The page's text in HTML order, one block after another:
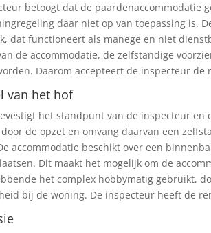
betoogt dat de paardenaccommodatie
daar niet op van toepassing is.
dat functioneert als manege en niet
de accommodatie, de zelfstandige
Daarom accepteert de inspecteur de
van het hof
het standpunt van de inspecteur
de opzet en omvang daarvan een
accommodatie beschikt over een
Dit maakt het mogelijk om de
het complex hobbymatig gebruikt,
bij de woning. De inspecteur heeft de